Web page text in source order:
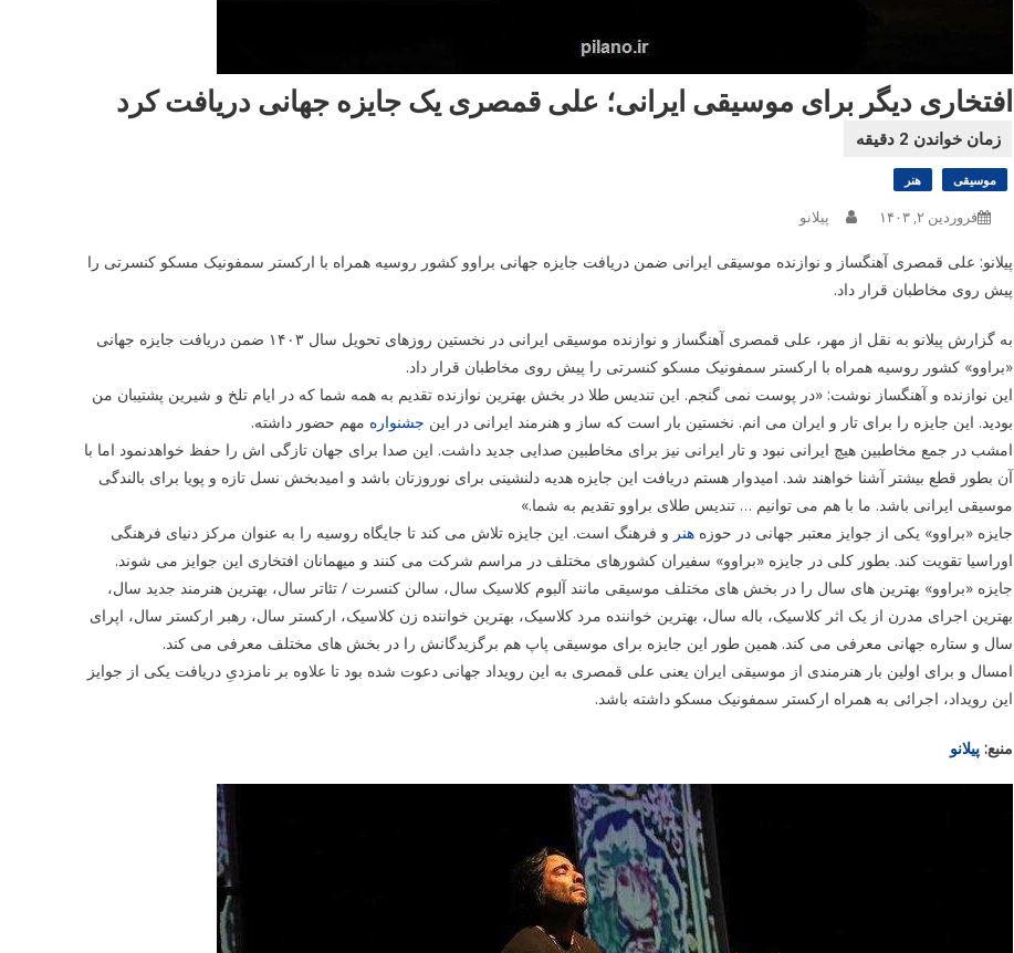
افتخاری دیگر برای موسیقی ایرانی؛ علی قمصری یک جایزه جهانی دریافت کرد
موسیقی هنر
فروردین ۲, ۱۴۰۳ پیلانو
پیلانو: علی قمصری آهنگساز و نوازنده موسیقی ایرانی ضمن دریافت جایزه جهانی براوو کشور روسیه همراه با ارکستر سمفونیک مسکو کنسرتی را
پیش روی مخاطبان قرار داد.
به گزارش پیلانو به نقل از مهر، علی قمصری آهنگساز و نوازنده موسیقی ایرانی در نخستین روزهای تحویل سال ۱۴۰۳ ضمن دریافت جایزه جهانی
«براوو» کشور روسیه همراه با ارکستر سمفونیک مسکو کنسرتی را پیش روی مخاطبان قرار داد.
این نوازنده و آهنگساز نوشت: «در پوست نمی گنجم. این تندیس طلا در بخش بهترین نوازنده تقدیم به همه شما که در ایام تلخ و شیرین پشتیبان من
بودید. این جایزه را برای تار و ایران می انم. نخستین بار است که ساز و هنرمند ایرانی در این جشنواره مهم حضور داشته.
امشب در جمع مخاطبین هیچ ایرانی نبود و تار ایرانی نیز برای مخاطبین صدایی جدید داشت. این صدا برای جهان تازگی اش را حفظ خواهدنمود اما با
آن بطور قطع بیشتر آشنا خواهند شد. امیدوار هستم دریافت این جایزه هدیه دلنشینی برای نوروزتان باشد و امیدبخش نسل تازه و پویا برای بالندگی
موسیقی ایرانی باشد. ما با هم می توانیم … تندیس طلای براوو تقدیم به شما.»
جایزه «براوو» یکی از جوایز معتبر جهانی در حوزه هنر و فرهنگ است. این جایزه تلاش می کند تا جایگاه روسیه را به عنوان مرکز دنیای فرهنگی
اوراسیا تقویت کند. بطور کلی در جایزه «براوو» سفیران کشورهای مختلف در مراسم شرکت می کنند و میهمانان افتخاری این جوایز می شوند.
جایزه «براوو» بهترین های سال را در بخش های مختلف موسیقی مانند آلبوم کلاسیک سال، سالن کنسرت / تئاتر سال، بهترین هنرمند جدید سال،
بهترین اجرای مدرن از یک اثر کلاسیک، باله سال، بهترین خواننده مرد کلاسیک، بهترین خواننده زن کلاسیک، ارکستر سال، رهبر ارکستر سال، اپرای
سال و ستاره جهانی معرفی می کند. همین طور این جایزه برای موسیقی پاپ هم برگزیدگانش را در بخش های مختلف معرفی می کند.
امسال و برای اولین بار هنرمندی از موسیقی ایران یعنی علی قمصری به این رویداد جهانی دعوت شده بود تا علاوه بر نامزدیِ دریافت یکی از جوایز
این رویداد، اجرائی به همراه ارکستر سمفونیک مسکو داشته باشد.
منبع: پیلانو